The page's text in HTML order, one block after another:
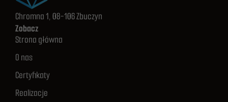
Chromna 1, 08-106 Zbuczyn
Zobacz
Strona główna
O nas
Certyfikaty
Realizacje